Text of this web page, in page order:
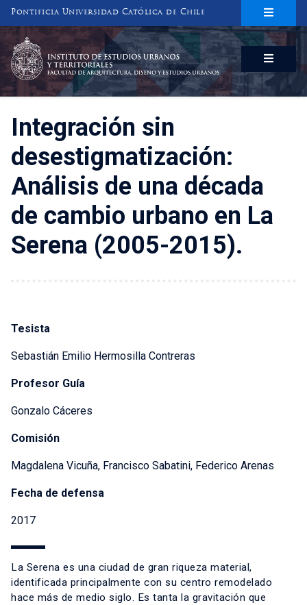
Pontificia Universidad Católica de Chile
INSTITUTO DE ESTUDIOS URBANOS
Y TERRITORIALES
FACULTAD DE ARQUITECTURA, DISEÑO Y ESTUDIOS URBANOS
Integración sin
desestigmatización:
Análisis de una década
de cambio urbano en La
Serena (2005-2015).
Tesista
Sebastián Emilio Hermosilla Contreras
Profesor Guía
Gonzalo Cáceres
Comisión
Magdalena Vicuña, Francisco Sabatini, Federico Arenas
Fecha de defensa
2017
La Serena es una ciudad de gran riqueza material,
identificada principalmente con su centro remodelado
hace más de medio siglo. Es tanta la gravitación que